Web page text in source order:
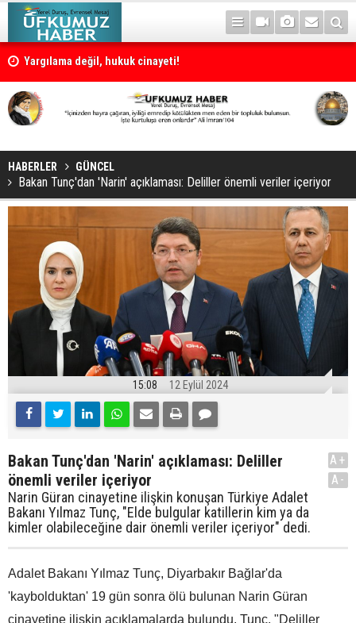
Yargılama değil, hukuk cinayeti!
HABERLER GÜNCEL
Bakan Tunç'dan 'Narin' açıklaması: Deliller önemli veriler içeriyor
15:08 12 Eylül 2024
Bakan Tunç'dan 'Narin' açıklaması: Deliller
önemli veriler içeriyor
Narin Güran cinayetine ilişkin konuşan Türkiye Adalet
Bakanı Yılmaz Tunç, "Elde bulgular katillerin kim ya da
kimler olabileceğine dair önemli veriler içeriyor" dedi.
A+
A-
Adalet Bakanı Yılmaz Tunç, Diyarbakır Bağlar'da
'kaybolduktan' 19 gün sonra ölü bulunan Narin Güran
cinayetine ilişkin açıklamalarda bulundu. Tunç, "Deliller